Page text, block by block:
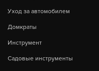
Уход за автомобилем
Домкраты
Инструмент
Садовые инструменты